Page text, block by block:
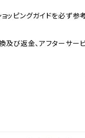
ピングガイドを必ず参考
及び返金、アフターサー